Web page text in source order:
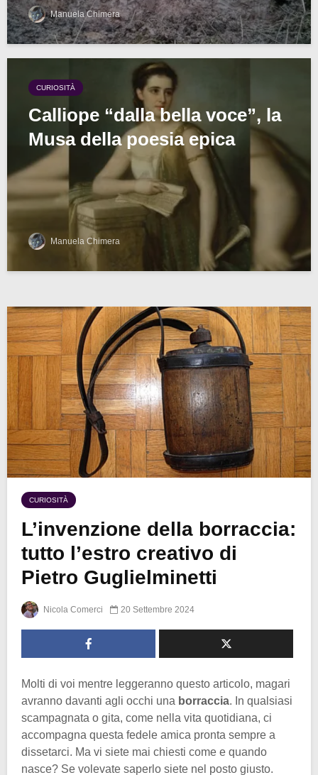
Manuela Chimera
CURIOSITÀ
Calliope “dalla bella voce”, la
Musa della poesia epica
Manuela Chimera
CURIOSITÀ
L’invenzione della borraccia:
tutto l’estro creativo di
Pietro Guglielminetti
Nicola Comerci 20 Settembre 2024
Molti di voi mentre leggeranno questo articolo, magari
avranno davanti agli occhi una borraccia. In qualsiasi
scampagnata o gita, come nella vita quotidiana, ci
accompagna questa fedele amica pronta sempre a
dissetarci. Ma vi siete mai chiesti come e quando
nasce? Se volevate saperlo siete nel posto giusto.